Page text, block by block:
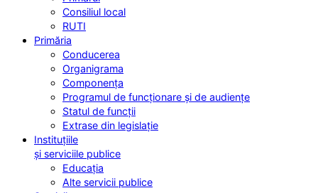
Consiliul local
RUTI
Primăria
Conducerea
Organigrama
Componența
Programul de funcționare și de audiențe
Statul de funcții
Extrase din legislație
Instituțiile
și serviciile publice
Educația
Alte servicii publice